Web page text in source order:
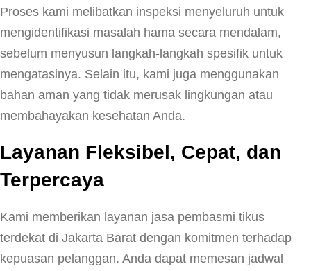
Proses kami melibatkan inspeksi menyeluruh untuk
mengidentifikasi masalah hama secara mendalam,
sebelum menyusun langkah-langkah spesifik untuk
mengatasinya. Selain itu, kami juga menggunakan
bahan aman yang tidak merusak lingkungan atau
membahayakan kesehatan Anda.
Layanan Fleksibel, Cepat, dan
Terpercaya
Kami memberikan layanan jasa pembasmi tikus
terdekat di Jakarta Barat dengan komitmen terhadap
kepuasan pelanggan. Anda dapat memesan jadwal